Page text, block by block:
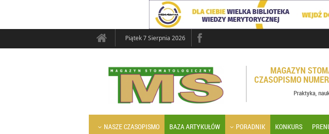
Piątek 7 Sierpnia 2026
MAGAZYN
CZASOPISMO
Praktyka,
NASZE CZASOPISMO BAZA ARTYKUŁÓW PORADNIK KONKURS